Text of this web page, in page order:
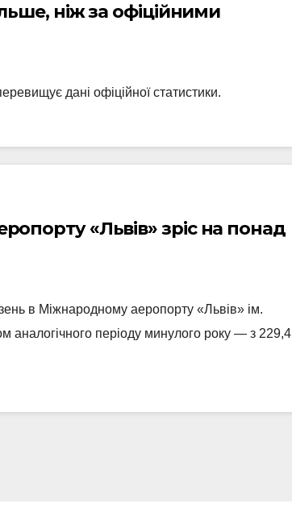
ніж за офіційними
дані офіційної статистики.
«Львів» зріс на понад
в Міжнародному аеропорту «Львів» ім.
аналогічного періоду минулого року — з 229,4